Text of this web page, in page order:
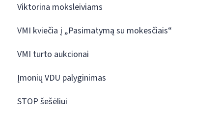
Viktorina moksleiviams
VMI kviečia į „Pasimatymą su mokesčiais“
VMI turto aukcionai
Įmonių VDU palyginimas
STOP šešėliui